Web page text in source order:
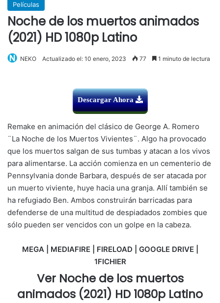
Películas
Noche de los muertos animados
(2021) HD 1080p Latino
NEKO Actualizado el: 10 enero, 2023 77 1 minuto de lectura
Descargar Ahora
Remake en animación del clásico de George A. Romero
¨La Noche de los Muertos Vivientes¨. Algo ha provocado
que los muertos salgan de sus tumbas y atacan a los vivos
para alimentarse. La acción comienza en un cementerio de
Pennsylvania donde Barbara, después de ser atacada por
un muerto viviente, huye hacia una granja. Allí también se
ha refugiado Ben. Ambos construirán barricadas para
defenderse de una multitud de despiadados zombies que
sólo pueden ser vencidos con un golpe en la cabeza.
MEGA | MEDIAFIRE | FIRELOAD | GOOGLE DRIVE |
1FICHIER
Ver Noche de los muertos
animados (2021) HD 1080p Latino